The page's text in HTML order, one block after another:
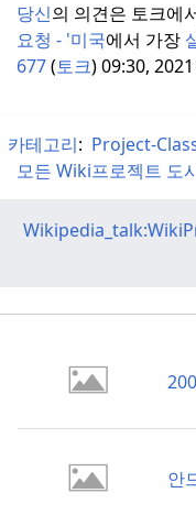
당신의 의견은 토크에
요청 - '미국에서 가장
677(토크) 09:30,
카테고리: Project-
모든 Wiki프로젝트 도
안